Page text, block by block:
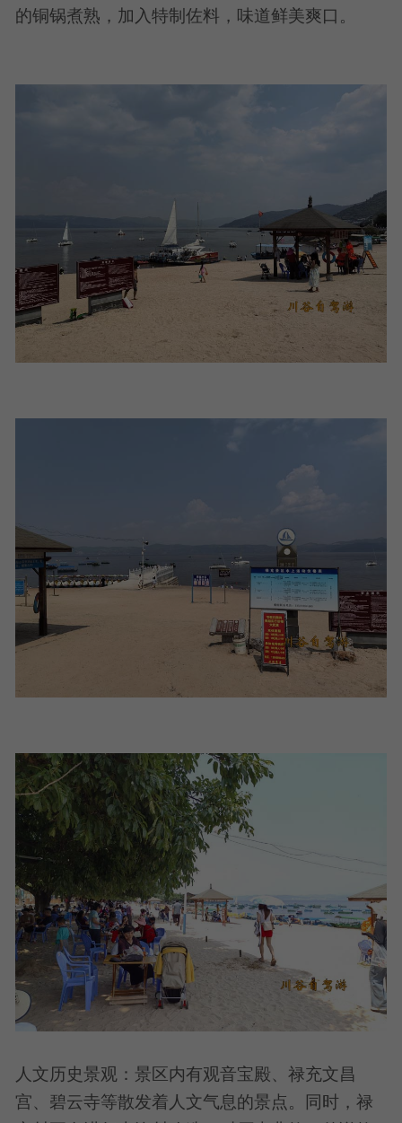
的铜锅煮熟，加入特制佐料，味道鲜美爽口。
人文历史景观：景区内有观音宝殿、禄充文昌
宫、碧云寺等散发着人文气息的景点。同时，禄